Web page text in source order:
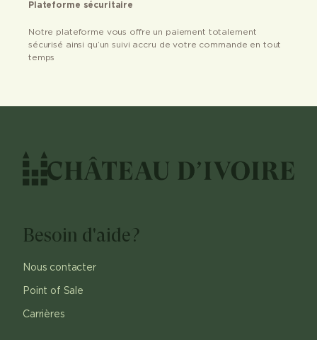
Plateforme sécuritaire
Notre plateforme vous offre un paiement totalement
sécurisé ainsi qu’un suivi accru de votre commande en tout
temps
Besoin d'aide?
Nous contacter
Point of Sale
Carrières